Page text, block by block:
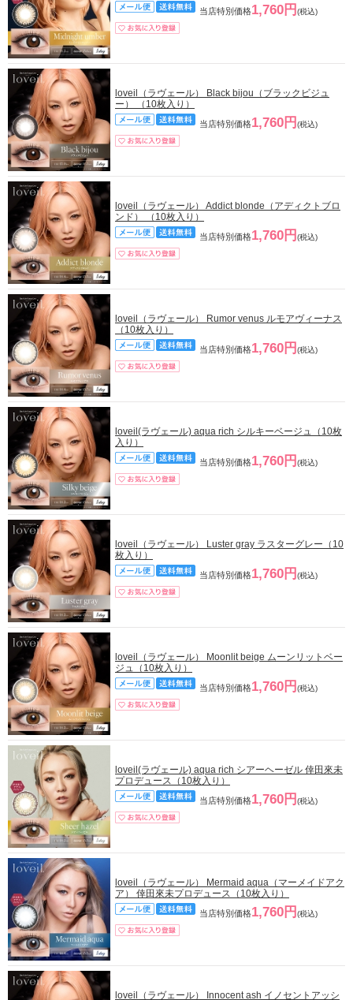
当店特別価格1,760円 (税込)
loveil（ラヴェール） Black bijou（ブラックビジュ
ー） （10枚入り）
当店特別価格1,760円 (税込)
loveil（ラヴェール） Addict blonde（アディクトブロ
ンド） （10枚入り）
当店特別価格1,760円 (税込)
loveil（ラヴェール） Rumor venus ルモアヴィーナス
（10枚入り）
当店特別価格1,760円 (税込)
loveil(ラヴェール) aqua rich シルキーベージュ（10枚
入り）
当店特別価格1,760円 (税込)
loveil（ラヴェール） Luster gray ラスターグレー（10
枚入り）
当店特別価格1,760円 (税込)
loveil（ラヴェール） Moonlit beige ムーンリットベー
ジュ（10枚入り）
当店特別価格1,760円 (税込)
loveil(ラヴェール) aqua rich シアーヘーゼル 倖田來未
プロデュース（10枚入り）
当店特別価格1,760円 (税込)
loveil（ラヴェール） Mermaid aqua（マーメイドアク
ア） 倖田來未プロデュース（10枚入り）
当店特別価格1,760円 (税込)
loveil（ラヴェール） Innocent ash イノセントアッシ